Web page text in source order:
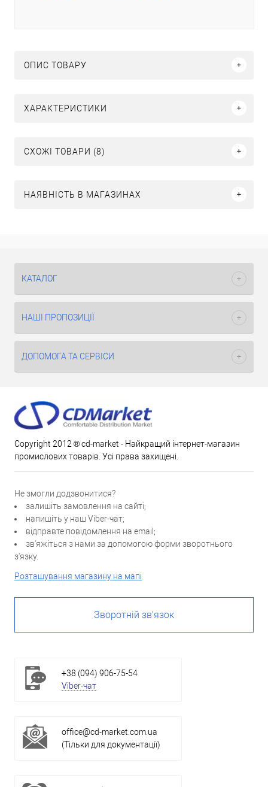
ОПИС ТОВАРУ
ХАРАКТЕРИСТИКИ
СХОЖІ ТОВАРИ (8)
НАЯВНІСТЬ В МАГАЗИНАХ
КАТАЛОГ
НАШІ ПРОПОЗИЦІЇ
ДОПОМОГА ТА СЕРВІСИ
Copyright 2012 ® cd-market - Найкращий інтернет-магазин
промислових товарів. Усі права захищені.
Не змогли додзвонитися?
залишіть замовлення на сайті;
напишіть у наш Viber-чат;
відправте повідомлення на email;
зв'яжіться з нами за допомогою форми зворотнього
з'язку.
Розташування магазину на мапі
Зворотній зв'язок
+38 (094) 906-75-54
Viber-чат
office@cd-market.com.ua
(Тільки для документації)